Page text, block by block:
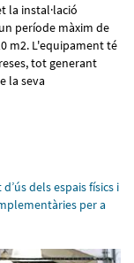
la instal·lació
període màxim de
m2. L'equipament té
tot generant
la seva
dels espais físics i
per a